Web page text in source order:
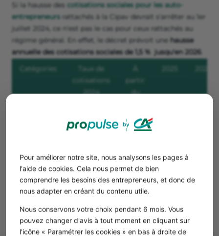
Pour améliorer notre site, nous analysons les pages à
l'aide de cookies. Cela nous permet de bien
comprendre les besoins des entrepreneurs, et donc de
nous adapter en créant du contenu utile.
Nous conservons votre choix pendant 6 mois. Vous
pouvez changer d'avis à tout moment en cliquant sur
l'icône « Paramétrer les cookies » en bas à droite de
Si la hausse des cotisations sociales pour les auto-
entrepreneurs rattachés à la Cipav devrait s'arrêter au 1er
juillet 2024, ce n'est pas le cas pour ceux rattachés au
régime général. En effet, le décret prévoit une hausse
annuelle des cotisations sociales de 1,5 % jusqu'en 2026
Catégories
Taux de
cotisations
2024
partir
du
2024
la Cipav
%
%
Libéraux
au régime
21,10 %
23,10
%
24,60